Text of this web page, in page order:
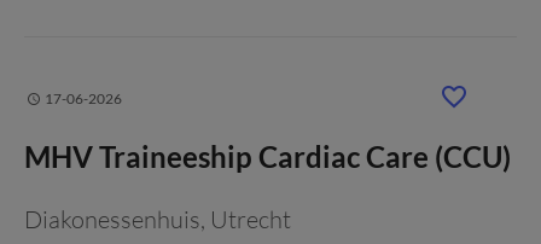
17-06-2026
MHV Traineeship Cardiac Care (CCU)
Diakonessenhuis, Utrecht